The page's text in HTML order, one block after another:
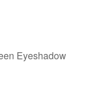
Eyeshadow